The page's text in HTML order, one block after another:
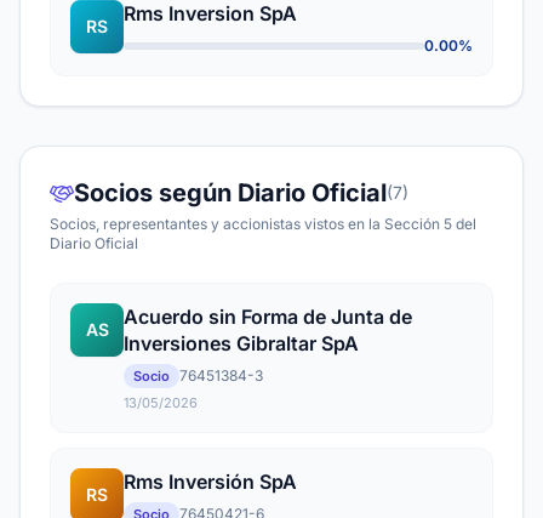
RS
Rms Inversion SpA
0.00%
Socios según Diario Oficial(7)
Socios, representantes y accionistas vistos en la Sección 5 del
Diario Oficial
AS
Acuerdo sin Forma de Junta de
Inversiones Gibraltar SpA
Socio 76451384-3
13/05/2026
RS
Rms Inversión SpA
Socio 76450421-6